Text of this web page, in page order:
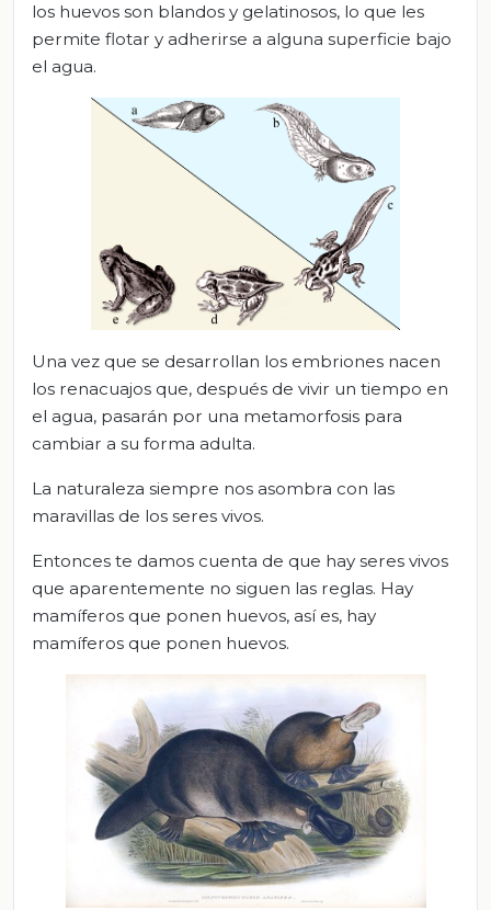
los huevos son blandos y gelatinosos, lo que les
permite flotar y adherirse a alguna superficie bajo
el agua.
Una vez que se desarrollan los embriones nacen
los renacuajos que, después de vivir un tiempo en
el agua, pasarán por una metamorfosis para
cambiar a su forma adulta.
La naturaleza siempre nos asombra con las
maravillas de los seres vivos.
Entonces te damos cuenta de que hay seres vivos
que aparentemente no siguen las reglas. Hay
mamíferos que ponen huevos, así es, hay
mamíferos que ponen huevos.